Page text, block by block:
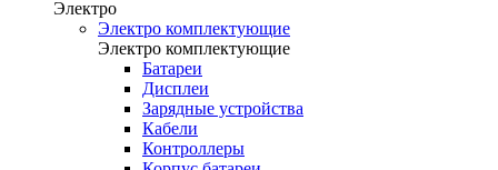
Электро
Электро комплектующие
Электро комплектующие
Батареи
Дисплеи
Зарядные устройства
Кабели
Контроллеры